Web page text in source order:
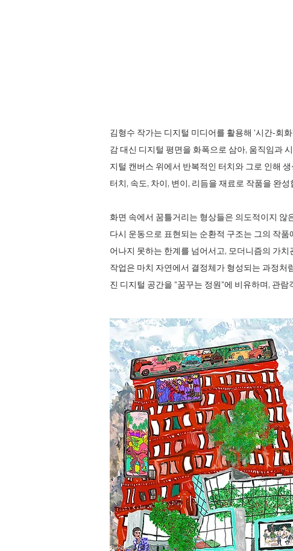
김형수 작가는 디지털 미디어를 활용해 '시간-회
감 대신 디지털 평면을 화폭으로 삼아, 움직임과
지털 캔버스 위에서 반복적인 터치와 그로 인해
터치, 속도, 차이, 변이, 리듬을 재료로 작품을 완성
화면 속에서 꿈틀거리는 형상들은 의도적이지 않
다시 운동으로 표현되는 순환적 구조는 그의 작
어나지 못하는 한계를 넘어서고, 모더니즘의 가
작업은 마치 자연에서 결정체가 형성되는 과정처
진 디지털 공간을 "꿈꾸는 정원"에 비유하며, 관